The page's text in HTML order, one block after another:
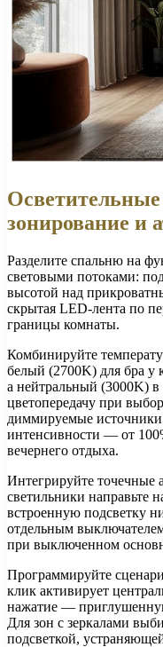
зонирование и
Разделите спальню на
световыми потоками:
высотой над
скрытая LED-лента по
границы комнаты.
Комбинируйте
белый (2700K) для бра у
а нейтральный (3000K) в
цветопередачу при
диммируемые источники
интенсивности — от
вечернего отдыха.
Интегрируйте
светильники направьте
встроенную подсветку
отдельным
при выключенном
Программируйте
клик активирует
нажатие —
Для зон с зеркалами
подсветкой,